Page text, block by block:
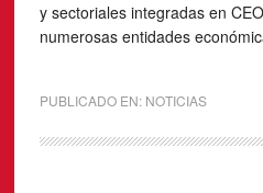
y sectoriales integradas en
numerosas entidades
PUBLICADO EN: NOTICIAS